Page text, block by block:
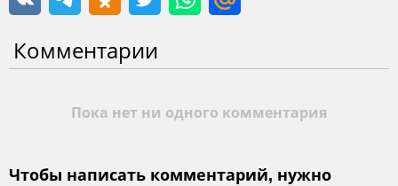
Комментарии
Пока нет ни одного комментария
Чтобы написать комментарий, нужно